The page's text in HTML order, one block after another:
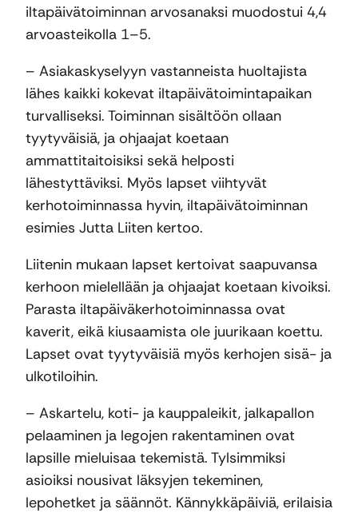
iltapäivätoiminnan arvosanaksi muodostui 4,4
arvoasteikolla 1–5.
– Asiakaskyselyyn vastanneista huoltajista
lähes kaikki kokevat iltapäivätoimintapaikan
turvalliseksi. Toiminnan sisältöön ollaan
tyytyväisiä, ja ohjaajat koetaan
ammattitaitoisiksi sekä helposti
lähestyttäviksi. Myös lapset viihtyvät
kerhotoiminnassa hyvin, iltapäivätoiminnan
esimies Jutta Liiten kertoo.
Liitenin mukaan lapset kertoivat saapuvansa
kerhoon mielellään ja ohjaajat koetaan kivoiksi.
Parasta iltapäiväkerhotoiminnassa ovat
kaverit, eikä kiusaamista ole juurikaan koettu.
Lapset ovat tyytyväisiä myös kerhojen sisä- ja
ulkotiloihin.
– Askartelu, koti- ja kauppaleikit, jalkapallon
pelaaminen ja legojen rakentaminen ovat
lapsille mieluisaa tekemistä. Tylsimmiksi
asioiksi nousivat läksyjen tekeminen,
lepohetket ja säännöt. Kännykkäpäiviä, erilaisia